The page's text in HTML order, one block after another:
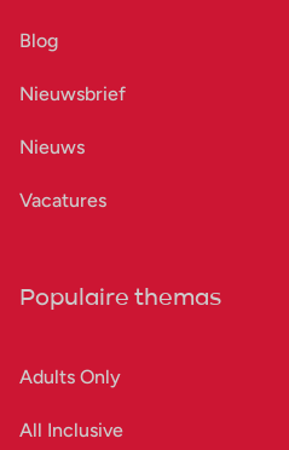
Blog
Nieuwsbrief
Nieuws
Vacatures
Populaire themas
Adults Only
All Inclusive